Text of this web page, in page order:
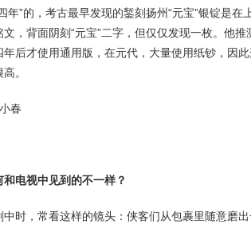
年”的，考古最早发现的錾刻扬州“元宝”银锭是在
，背面阴刻“元宝”二字，但仅仅发现一枚。他
后才使用通用版，在元代，大量使用纸钞，因
。
春
和电视中见到的不一样？
时，常看这样的镜头：侠客们从包裹里随意磨